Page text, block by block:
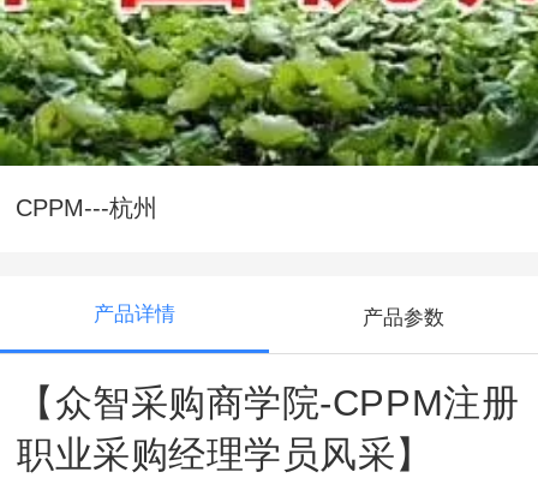
CPPM---杭州
产品详情 产品参数
【众智采购商学院-CPPM注册
职业采购经理学员风采】